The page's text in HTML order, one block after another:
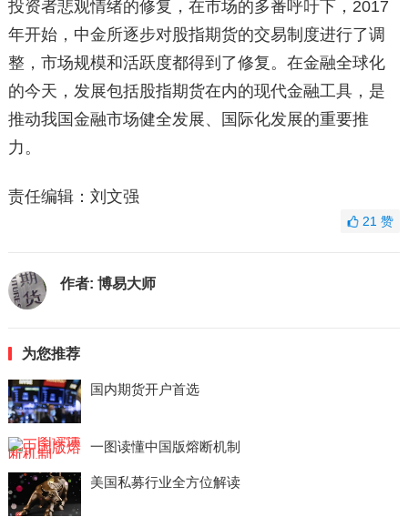
投资者悲观情绪的修复，在市场的多番呼吁下，2017
年开始，中金所逐步对股指期货的交易制度进行了调
整，市场规模和活跃度都得到了修复。在金融全球化
的今天，发展包括股指期货在内的现代金融工具，是
推动我国金融市场健全发展、国际化发展的重要推
力。
责任编辑：刘文强
21赞
作者: 博易大师
为您推荐
国内期货开户首选
一图读懂中国版熔断机制
美国私募行业全方位解读